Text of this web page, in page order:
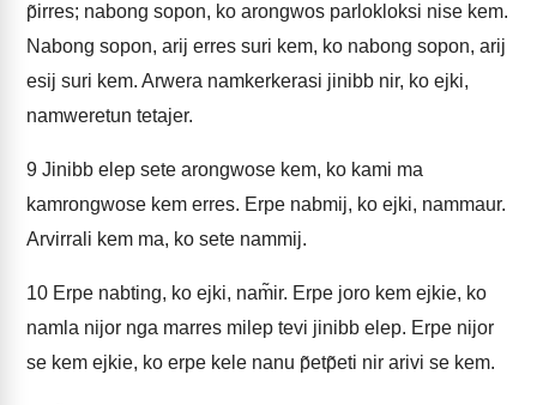
p̃irres; nabong sopon, ko arongwos parlokloksi nise kem.
Nabong sopon, arij erres suri kem, ko nabong sopon, arij
esij suri kem. Arwera namkerkerasi jinibb nir, ko ejki,
namweretun tetajer.
9 Jinibb elep sete arongwose kem, ko kami ma
kamrongwose kem erres. Erpe nabmij, ko ejki, nammaur.
Arvirrali kem ma, ko sete nammij.
10 Erpe nabting, ko ejki, nam̃ir. Erpe joro kem ejkie, ko
namla nijor nga marres milep tevi jinibb elep. Erpe nijor
se kem ejkie, ko erpe kele nanu p̃etp̃eti nir arivi se kem.